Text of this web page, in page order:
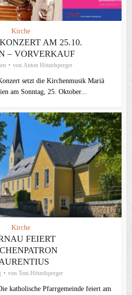
Kirche
AM 25.10.
– VORVERKAUF
von Anton Hötzelsperger
setzt die Kirchenmusik Mariä
am Sonntag, 25. Oktober...
Kirche
FEIERT
von Toni Hötzelsperger
katholische Pfarrgemeinde feiert am